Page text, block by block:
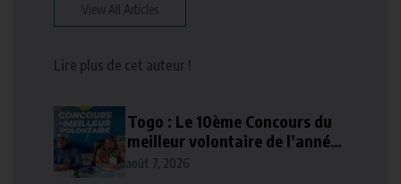
View All Articles
Lire plus de cet auteur !
Togo : Le 10ème Concours du
meilleur volontaire de l’année
lancé
août 7, 2026